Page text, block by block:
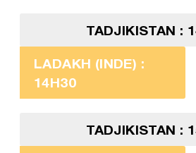
TADJIKISTAN :
LADAKH (INDE) :
14H30
TADJIKISTAN :